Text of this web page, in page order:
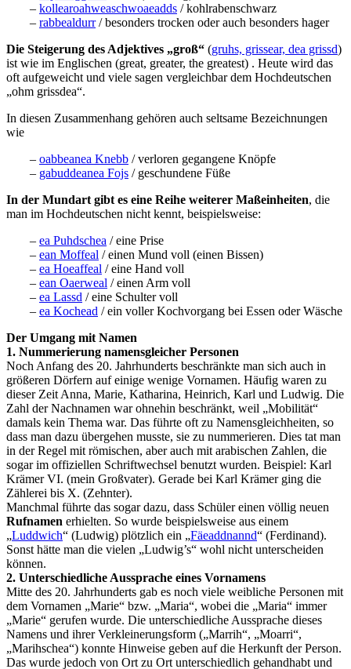
– kollearoahweaschwoaeadds / kohlrabenschwarz
– rabbealdurr/ besonders trocken oder auch besonders hager
Die Steigerung des Adjektives „groß“ (gruhs, grissear, dea grissd)
ist wie im Englischen (great, greater, the greatest) . Heute wird das
oft aufgeweicht und viele sagen vergleichbar dem Hochdeutschen
„ohm grissdea“.
In diesen Zusammenhang gehören auch seltsame Bezeichnungen
wie
– oabbeanea Knebb / verloren gegangene Knöpfe
– gabuddeanea Fojs / geschundene Füße
In der Mundart gibt es eine Reihe weiterer Maßeinheiten, die
man im Hochdeutschen nicht kennt, beispielsweise:
– ea Puhdschea / eine Prise
– ean Moffeal / einen Mund voll (einen Bissen)
– ea Hoeaffeal / eine Hand voll
– ean Oaerweal / einen Arm voll
– ea Lassd / eine Schulter voll
– ea Kochead / ein voller Kochvorgang bei Essen oder Wäsche
Der Umgang mit Namen
1. Nummerierung namensgleicher Personen
Noch Anfang des 20. Jahrhunderts beschränkte man sich auch in
größeren Dörfern auf einige wenige Vornamen. Häufig waren zu
dieser Zeit Anna, Marie, Katharina, Heinrich, Karl und Ludwig. Die
Zahl der Nachnamen war ohnehin beschränkt, weil „Mobilität“
damals kein Thema war. Das führte oft zu Namensgleichheiten, so
dass man dazu übergehen musste, sie zu nummerieren. Dies tat man
in der Regel mit römischen, aber auch mit arabischen Zahlen, die
sogar im offiziellen Schriftwechsel benutzt wurden. Beispiel: Karl
Krämer VI. (mein Großvater). Gerade bei Karl Krämer ging die
Zählerei bis X. (Zehnter).
Manchmal führte das sogar dazu, dass Schüler einen völlig neuen
Rufnamen erhielten. So wurde beispielsweise aus einem
„Luddwich“ (Ludwig) plötzlich ein „Fäeaddnannd“ (Ferdinand).
Sonst hätte man die vielen „Ludwig’s“ wohl nicht unterscheiden
können.
2. Unterschiedliche Aussprache eines Vornamens
Mitte des 20. Jahrhunderts gab es noch viele weibliche Personen mit
dem Vornamen „Marie“ bzw. „Maria“, wobei die „Maria“ immer
„Marie“ gerufen wurde. Die unterschiedliche Aussprache dieses
Namens und ihrer Verkleinerungsform („Marrih“, „Moarri“,
„Marihschea“) konnte Hinweise geben auf die Herkunft der Person.
Das wurde jedoch von Ort zu Ort unterschiedlich gehandhabt und